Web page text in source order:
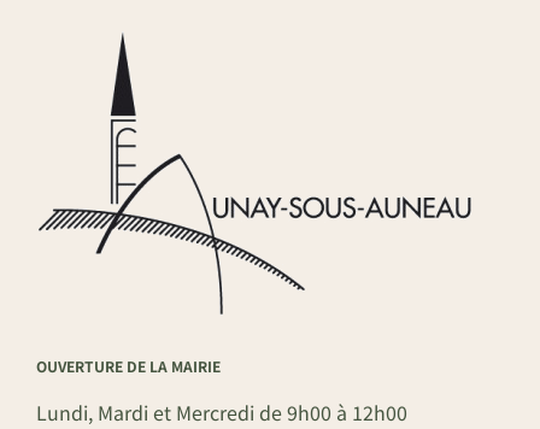
OUVERTURE DE LA MAIRIE
Lundi, Mardi et Mercredi de 9h00 à 12h00